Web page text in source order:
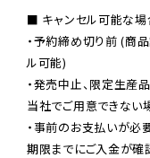
■ キャンセル可能な場
・予約締め切り前 (商
ル可能)
・発売中止、限定生産
当社でご用意できない
・事前のお支払いが必
期限までにご入金が確